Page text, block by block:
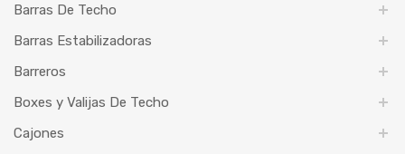
Barras De Techo
Barras Estabilizadoras
Barreros
Boxes y Valijas De Techo
Cajones